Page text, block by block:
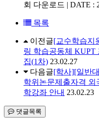
회 다운로드 | DATE :
목록
이전글[교수학습지
링 학습공동체 KUPT
집(1차) 23.02.27
다음글[학사][일반
학위논문제출자격 외
학강좌 안내 23.02.23
댓글목록